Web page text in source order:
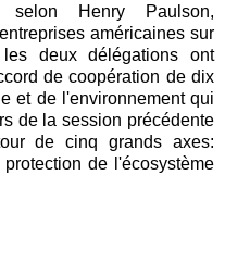
selon Henry Paulson,
américaines sur
deux délégations ont
de coopération de dix
et de l'environnement qui
de la session précédente
de cinq grands axes:
de l'écosystème